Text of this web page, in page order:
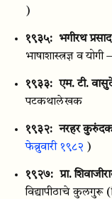
)
१९३५: भगीरथ प्रसाद
भाषाशास्त्रज्ञ व योगी
१९३३: एम. टी.
पटकथालेखक
१९३२: नरहर
फेब्रुवारी १९८२ )
१९२७: प्रा.
विद्यापीठाचे कुलगुरू